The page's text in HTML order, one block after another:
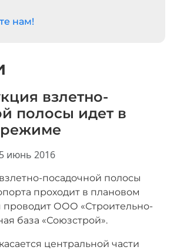
взлетно-
полосы идет в
июнь 2016
посадочной полосы
проходит в плановом
ООО «Строительно-
база «Союзстрой».
центральной части
нам!